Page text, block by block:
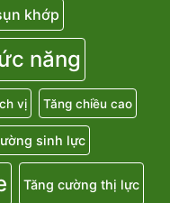
khớp
năng
vị Tăng chiều cao
sinh lực
Tăng cường thị lực